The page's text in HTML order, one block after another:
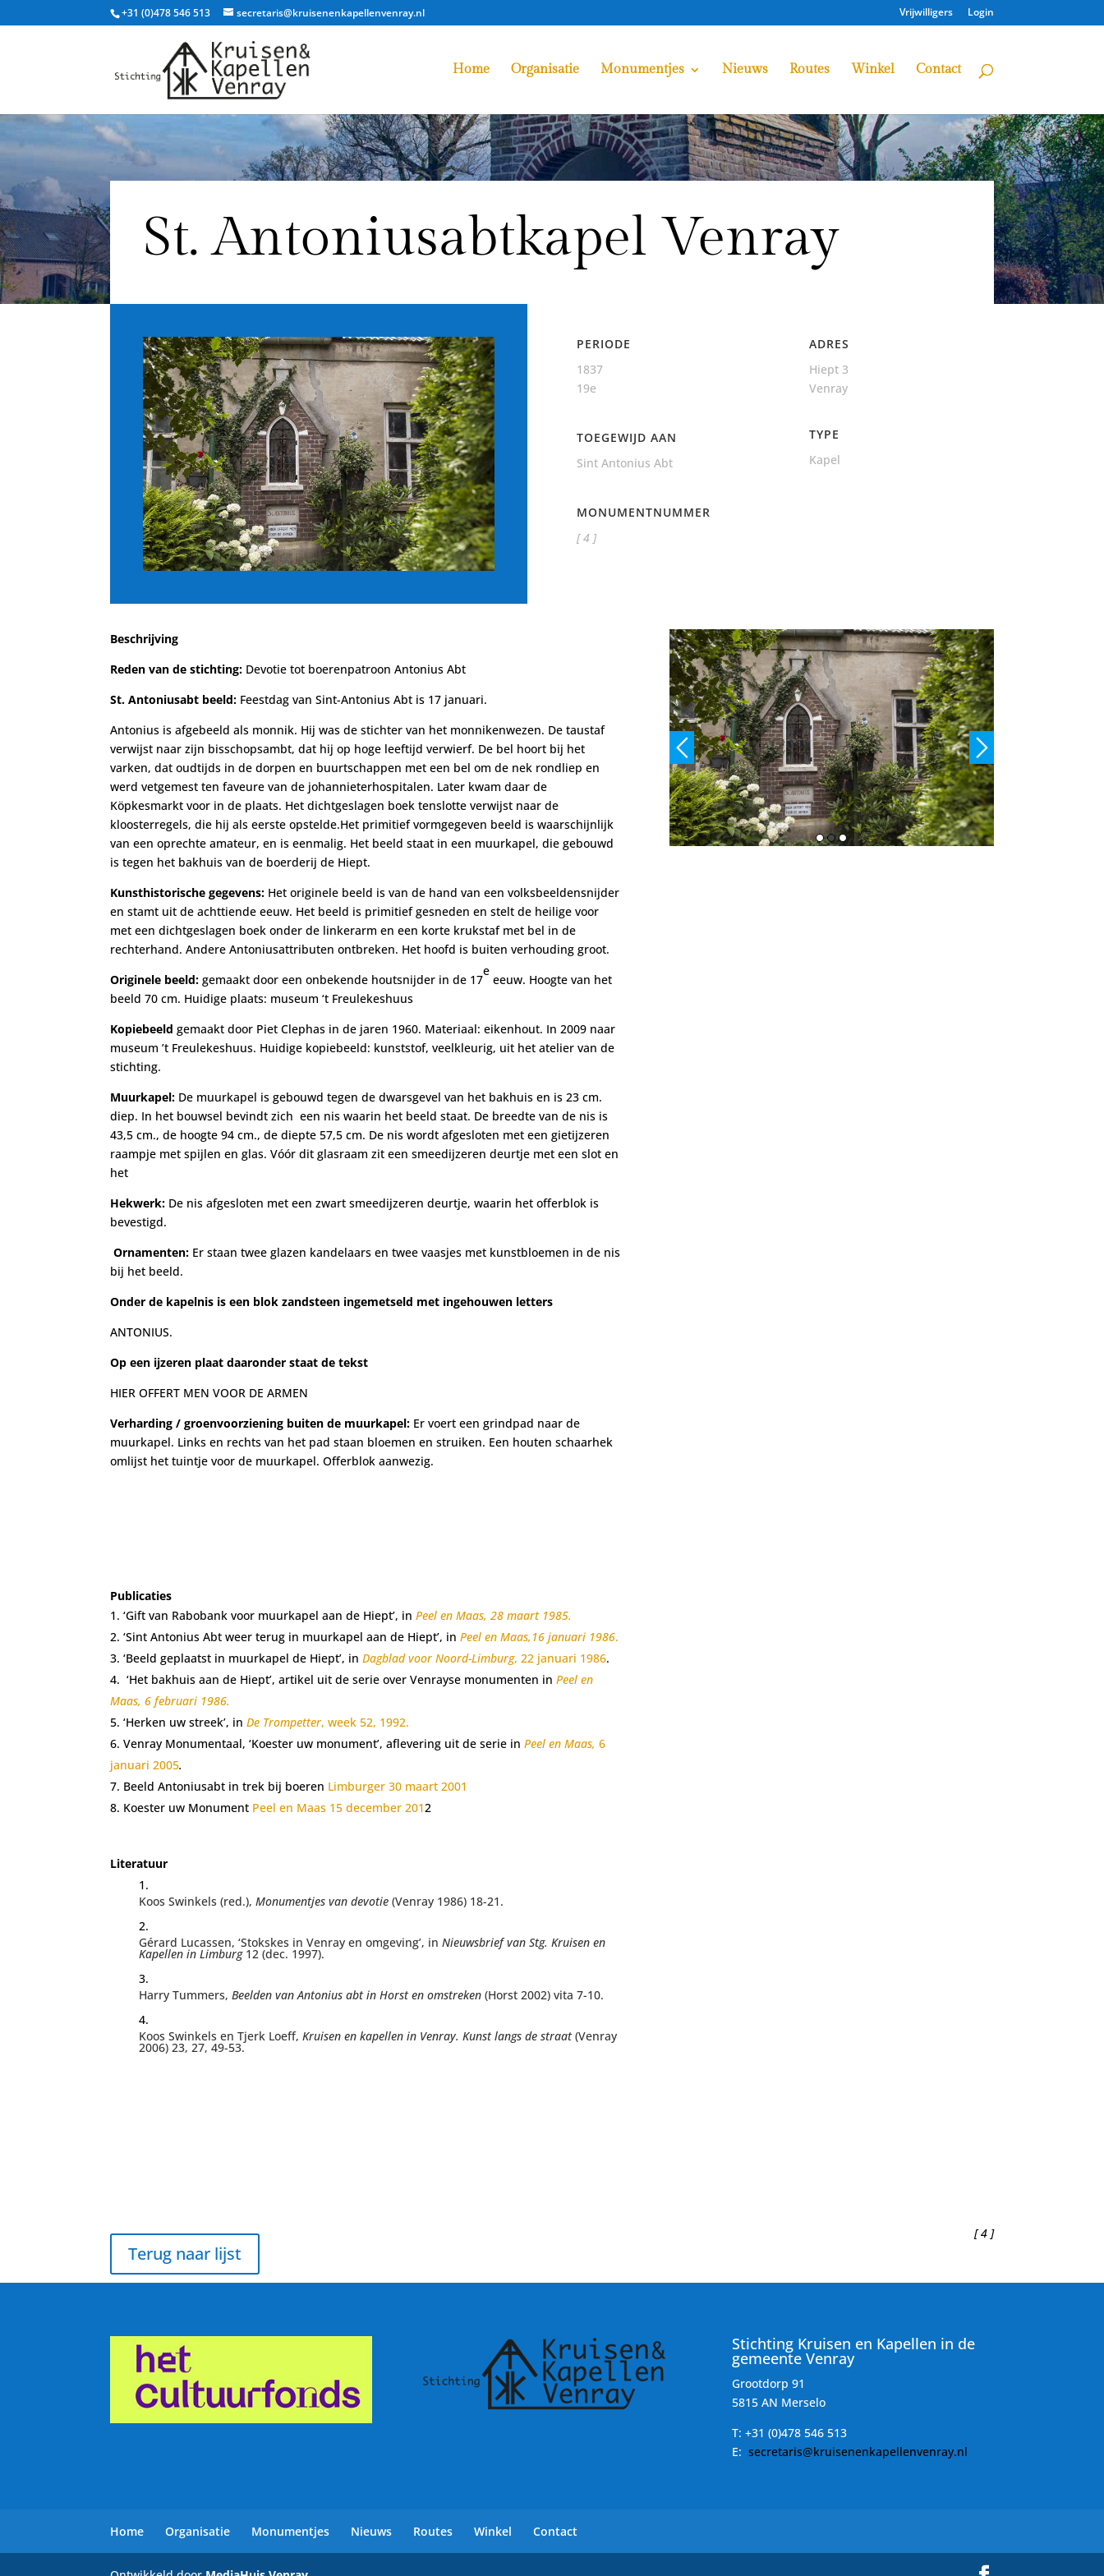
+31 (0)478 546 513 secretaris@kruisenenkapellenvenray.nl Vrijwilligers Login
Home Organisatie Monumentjes Nieuws Routes Winkel Contact
St. Antoniusabtkapel Venray
PERIODE
1837
19e
TOEGEWIJD AAN
Sint Antonius Abt
MONUMENTNUMMER
[ 4 ]
ADRES
Hiept 3
Venray
TYPE
Kapel
Beschrijving
Reden van de stichting: Devotie tot boerenpatroon Antonius Abt
St. Antoniusabt beeld: Feestdag van Sint-Antonius Abt is 17 januari.
Antonius is afgebeeld als monnik. Hij was de stichter van het monnikenwezen. De taustaf
verwijst naar zijn bisschopsambt, dat hij op hoge leeftijd verwierf. De bel hoort bij het
varken, dat oudtijds in de dorpen en buurtschappen met een bel om de nek rondliep en
werd vetgemest ten faveure van de johannieterhospitalen. Later kwam daar de
Köpkesmarkt voor in de plaats. Het dichtgeslagen boek tenslotte verwijst naar de
kloosterregels, die hij als eerste opstelde.Het primitief vormgegeven beeld is waarschijnlijk
van een oprechte amateur, en is eenmalig. Het beeld staat in een muurkapel, die gebouwd
is tegen het bakhuis van de boerderij de Hiept.
Kunsthistorische gegevens: Het originele beeld is van de hand van een volksbeeldensnijder
en stamt uit de achttiende eeuw. Het beeld is primitief gesneden en stelt de heilige voor
met een dichtgeslagen boek onder de linkerarm en een korte krukstaf met bel in de
rechterhand. Andere Antoniusattributen ontbreken. Het hoofd is buiten verhouding groot.
Originele beeld:gemaakt door een onbekende houtsnijder in de 17
e
eeuw. Hoogte van het
beeld 70 cm. Huidige plaats: museum ‘t Freulekeshuus
Kopiebeeldgemaakt door Piet Clephas in de jaren 1960. Materiaal: eikenhout. In 2009 naar
museum ’t Freulekeshuus. Huidige kopiebeeld: kunststof, veelkleurig, uit het atelier van de
stichting.
Muurkapel: De muurkapel is gebouwd tegen de dwarsgevel van het bakhuis en is 23 cm.
diep. In het bouwsel bevindt zich een nis waarin het beeld staat. De breedte van de nis is
43,5 cm., de hoogte 94 cm., de diepte 57,5 cm. De nis wordt afgesloten met een gietijzeren
raampje met spijlen en glas. Vóór dit glasraam zit een smeedijzeren deurtje met een slot en
het
Hekwerk: De nis afgesloten met een zwart smeedijzeren deurtje, waarin het offerblok is
bevestigd.
Ornamenten: Er staan twee glazen kandelaars en twee vaasjes met kunstbloemen in de nis
bij het beeld.
Onder de kapelnis is een blok zandsteen ingemetseld met ingehouwen letters
ANTONIUS.
Op een ijzeren plaat daaronder staat de tekst
HIER OFFERT MEN VOOR DE ARMEN
Verharding / groenvoorziening buiten de muurkapel: Er voert een grindpad naar de
muurkapel. Links en rechts van het pad staan bloemen en struiken. Een houten schaarhek
omlijst het tuintje voor de muurkapel. Offerblok aanwezig.
Publicaties
‘Gift van Rabobank voor muurkapel aan de Hiept’, inPeel en Maas, 28 maart 1985.
‘Sint Antonius Abt weer terug in muurkapel aan de Hiept’, inPeel en Maas,16 januari 1986.
‘Beeld geplaatst in muurkapel de Hiept’, inDagblad voor Noord-Limburg, 22 januari 1986.
‘Het bakhuis aan de Hiept’, artikel uit de serie over Venrayse monumenten inPeel en
Maas, 6 februari 1986.
‘Herken uw streek’, inDe Trompetter, week 52, 1992.
Venray Monumentaal, ‘Koester uw monument’, aflevering uit de serie inPeel en Maas,6
januari 2005.
Beeld Antoniusabt in trek bij boeren Limburger 30 maart 2001
Koester uw Monument Peel en Maas 15 december 2012
Literatuur
Koos Swinkels (red.),Monumentjes van devotie (Venray 1986) 18-21.
Gérard Lucassen, ‘Stokskes in Venray en omgeving’, inNieuwsbrief van Stg. Kruisen en
Kapellen in Limburg12 (dec. 1997).
Harry Tummers,Beelden van Antonius abt in Horst en omstreken (Horst 2002) vita 7-10.
Koos Swinkels en Tjerk Loeff,Kruisen en kapellen in Venray. Kunst langs de straat(Venray
2006) 23, 27, 49-53.
Terug naar lijst
[ 4 ]
Stichting Kruisen en Kapellen in de
gemeente Venray
Grootdorp 91
5815 AN Merselo
T: +31 (0)478 546 513
E: secretaris@kruisenenkapellenvenray.nl
Home Organisatie Monumentjes Nieuws Routes Winkel Contact